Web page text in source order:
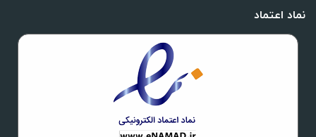
نماد اعتماد